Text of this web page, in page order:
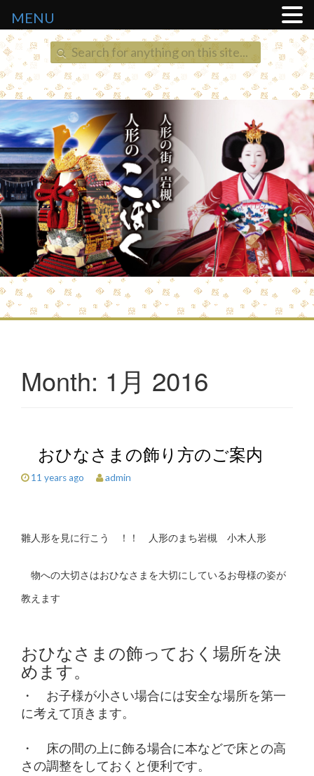
Search
for:
Month: 1月 2016
おひなさまの飾り方のご案内
11 years ago admin
雛人形を見に行こう ！！ 人形のまち岩槻 小木人形
物への大切さはおひなさまを大切にしているお母様の姿が
教えます
おひなさまの飾っておく場所を決
めます。
・ お子様が小さい場合には安全な場所を第一
に考えて頂きます。
・ 床の間の上に飾る場合に本などで床との高
さの調整をしておくと便利です。
MENU